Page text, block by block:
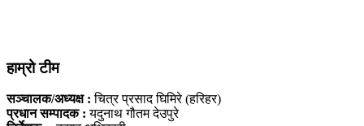
हाम्रो टीम
सञ्चालक/अध्यक्ष : चित्र प्रसाद घिमिरे (हरिहर)
प्रधान सम्पादक : यदुनाथ गौतम देउपुरे